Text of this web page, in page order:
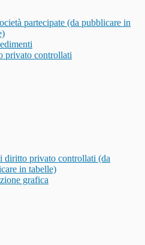
partecipate (da pubblicare in
privato controllati
diritto privato controllati (da
in tabelle)
grafica